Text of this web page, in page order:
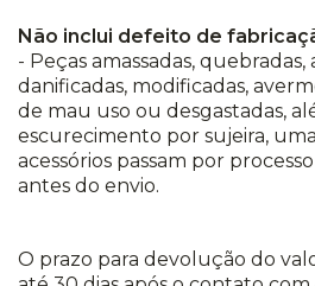
Não inclui defeito de
- Peças amassadas,
danificadas, modificadas,
de mau uso ou desgastadas,
escurecimento por sujeira,
acessórios passam por
antes do envio.
O prazo para devolução do